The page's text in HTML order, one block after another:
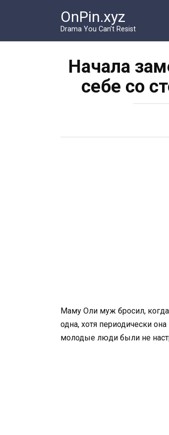
OnPin.xyz
Drama You Can’t Resist
Начала
себе со
Маму Оли муж бросил,
одна, хотя периодически
молодые люди были не